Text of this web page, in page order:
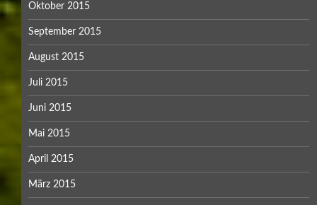
Oktober 2015
September 2015
August 2015
Juli 2015
Juni 2015
Mai 2015
April 2015
März 2015